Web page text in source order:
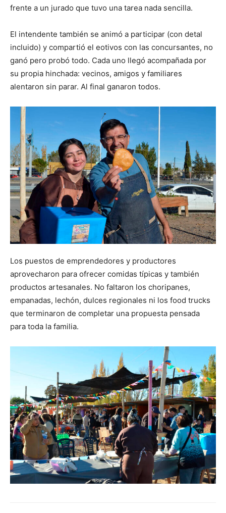
frente a un jurado que tuvo una tarea nada sencilla.
El intendente también se animó a participar (con detal
incluido) y compartió el eotivos con las concursantes, no
ganó pero probó todo. Cada uno llegó acompañada por
su propia hinchada: vecinos, amigos y familiares
alentaron sin parar. Al final ganaron todos.
Los puestos de emprendedores y productores
aprovecharon para ofrecer comidas típicas y también
productos artesanales. No faltaron los choripanes,
empanadas, lechón, dulces regionales ni los food trucks
que terminaron de completar una propuesta pensada
para toda la familia.